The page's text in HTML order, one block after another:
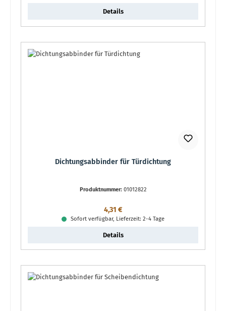
Details
Dichtungsabbinder für Türdichtung
Produktnummer: 01012822
Regulärer Preis:
4,31 €
Sofort verfügbar, Lieferzeit: 2-4 Tage
Details